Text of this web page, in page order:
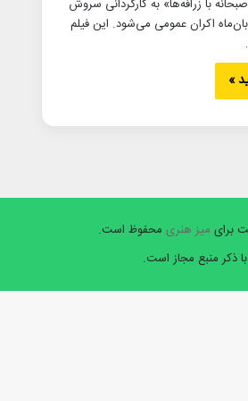
با زرافه‌ها» به کارگردانی سروش
اکران عمومی می‌شود. این فیلم
»
برای میز هنری محفوظ است.
ذکر منبع مجاز است.